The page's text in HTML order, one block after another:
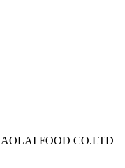
FOOD CO.LTD